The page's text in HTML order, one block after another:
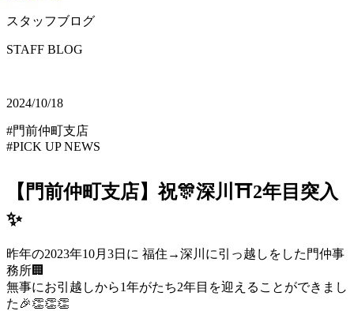
スタッフブログ
STAFF BLOG
2024/10/18
#門前仲町支店
#PICK UP NEWS
【門前仲町支店】祝🎊深川⛩2年目突入
✨
昨年の2023年10月3日に 福住→深川に引っ越しをした門仲事
務所🏢
無事にお引越しから1年がたち2年目を迎えることができまし
た🎉👏👏👏